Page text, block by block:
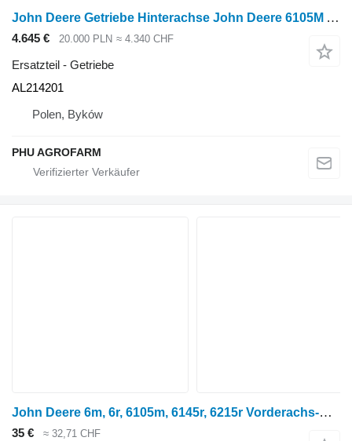
John Deere Getriebe Hinterachse John Deere 6105M AL214201 für John Deere 6105M Radtraktor
4.645 € 20.000 PLN ≈ 4.340 CHF
Ersatzteil - Getriebe
AL214201
Polen, Byków
PHU AGROFARM
John Deere 6m, 6r, 6105m, 6145r, 6215r Vorderachs-Stützabdeckungshalterung Al2 AL215849 für Radtraktor
35 € ≈ 32,71 CHF